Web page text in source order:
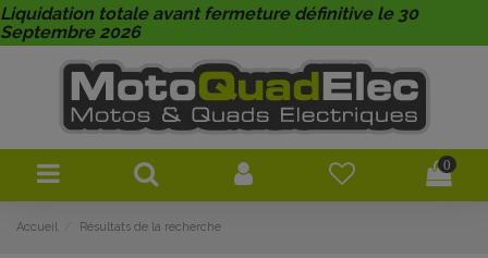
Liquidation totale avant fermeture définitive le 30
Septembre 2026
0
Accueil Résultats de la recherche